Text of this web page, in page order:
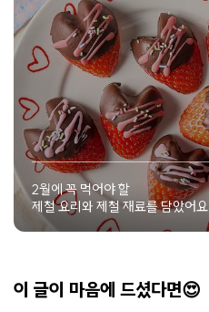
2월에 꼭 먹어야 할
제철 요리와 제철 재료를 담았어요.
이 글이 마음에 드셨다면😍